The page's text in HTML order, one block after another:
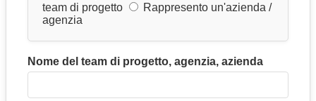
team di progetto
Rappresento un'azienda /
agenzia
Nome del team di progetto, agenzia, azienda